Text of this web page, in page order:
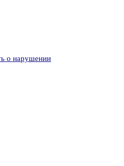
о нарушении